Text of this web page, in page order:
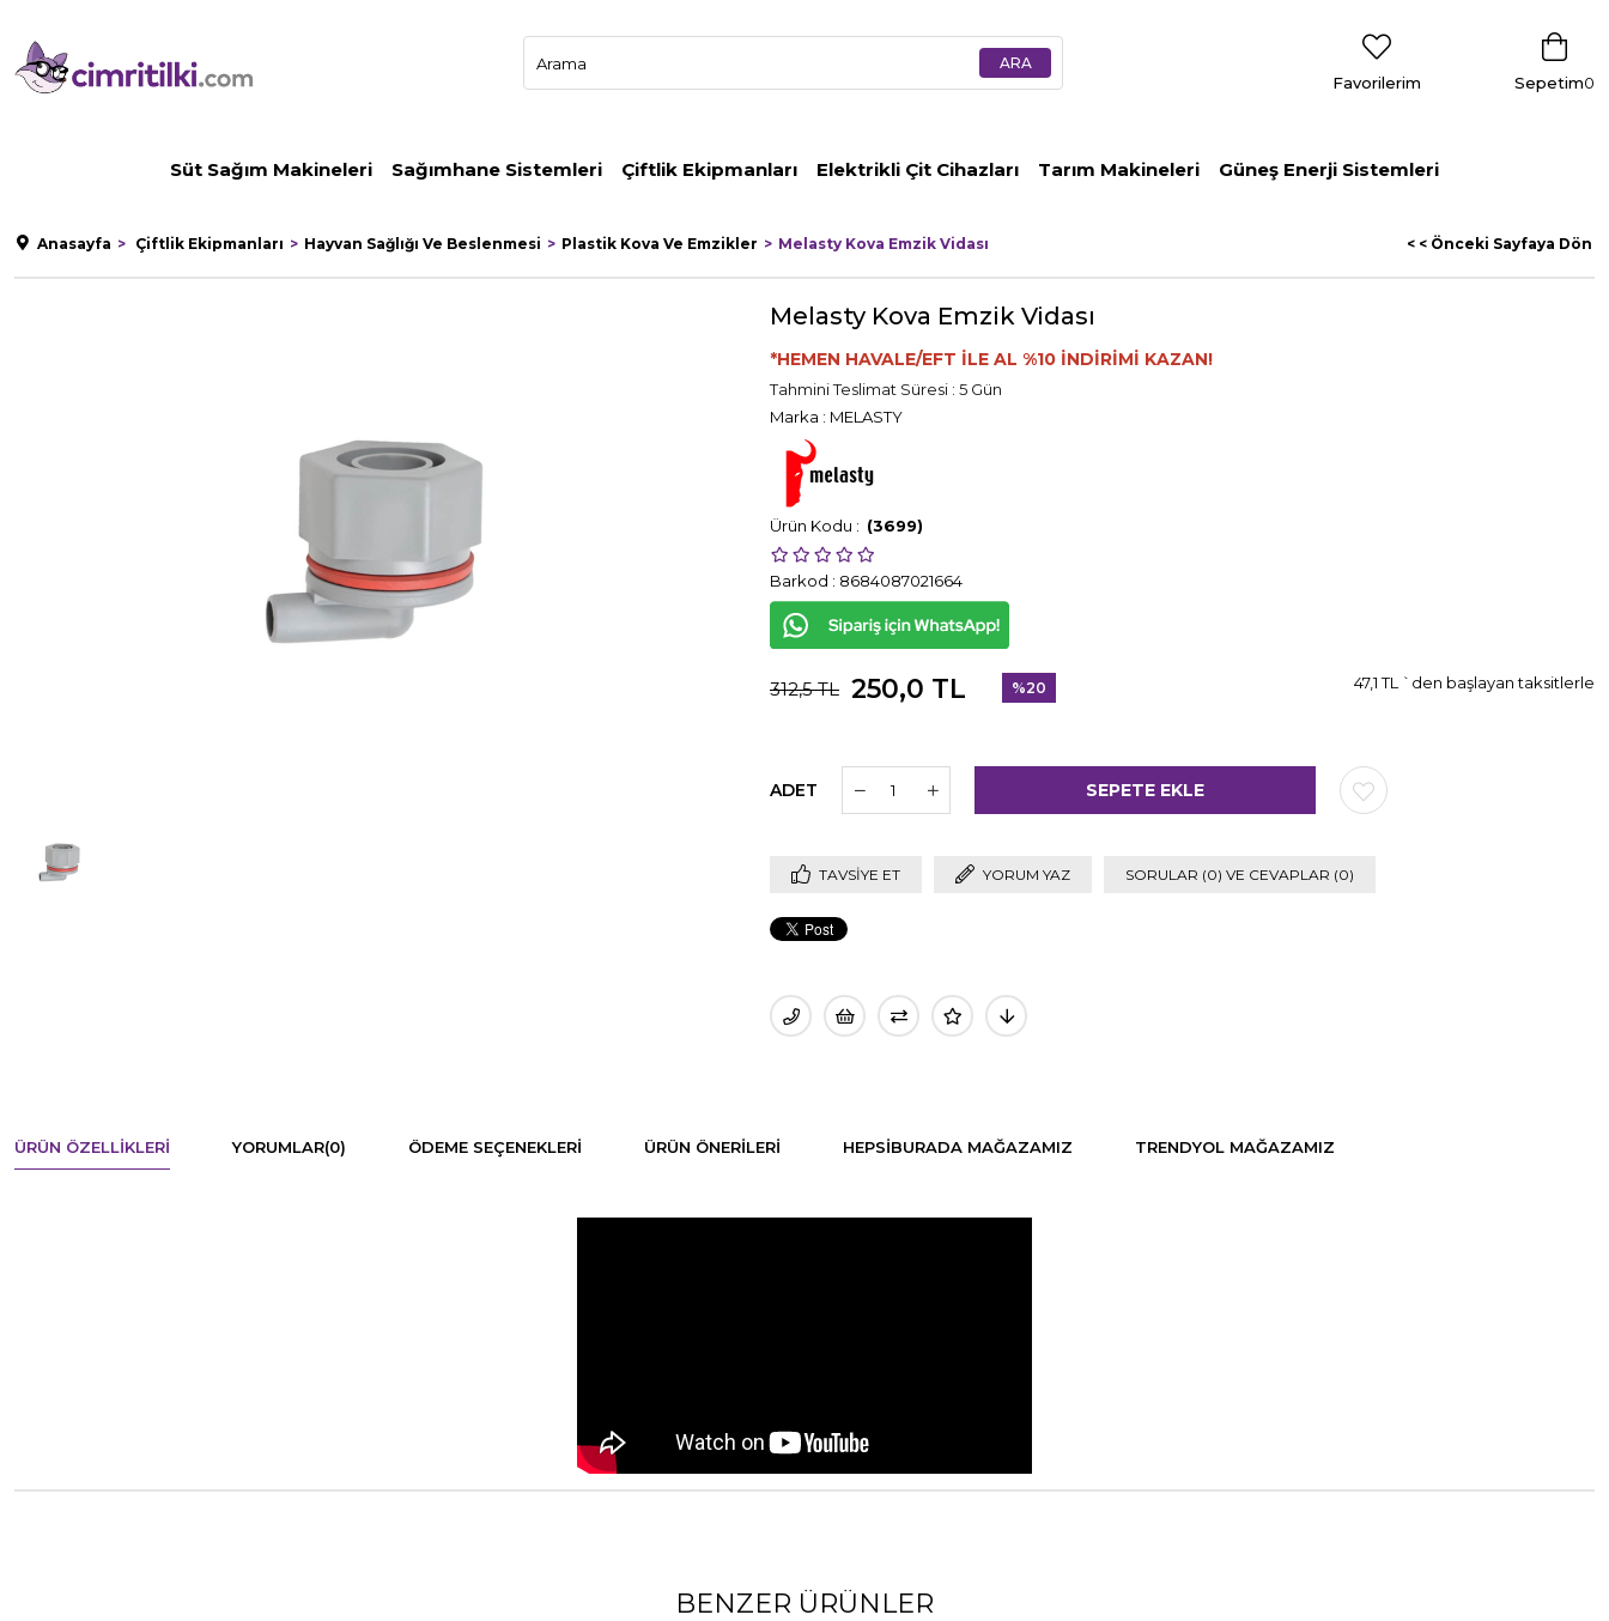
Sepetim0
Favorilerim
Süt Sağım Makineleri Sağımhane Sistemleri Çiftlik Ekipmanları Elektrikli Çit Cihazları Tarım Makineleri Güneş Enerji Sistemleri
Anasayfa Çiftlik Ekipmanları Hayvan Sağlığı Ve Beslenmesi Plastik Kova Ve Emzikler Melasty Kova Emzik Vidası < < Önceki Sayfaya Dön
Melasty Kova Emzik Vidası
*HEMEN HAVALE/EFT İLE AL %10 İNDİRİMİ KAZAN!
Tahmini Teslimat Süresi : 5 Gün
Marka : MELASTY
(3699)
Barkod : 8684087021664
312,5 TL 250,0 TL %20
47,1 TL `den başlayan taksitlerle
ADET
TAVSIYE ET YORUM YAZ SORULAR (0) VE CEVAPLAR (0)
ÜRÜN ÖZELLIKLERI YORUMLAR(0) ÖDEME SEÇENEKLERI ÜRÜN ÖNERILERI HEPSIBURADA MAĞAZAMIZ TRENDYOL MAĞAZAMIZ
BENZER ÜRÜNLER